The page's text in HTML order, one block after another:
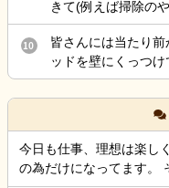
がよいことや、今
れば教えていただきたいです。 施
気持ちではなく、
思い投稿しました。 同様の事例やご経験がありました
ら、差し支えない
す。 よろしくお
約落ちたのはいい
を一時的に入院さ
が大嫌いなので、
との事でした。 夕
の腰の状態は、そ
が、頭が熱中症で
いにいけない状態で
状況を相談したら
きて(例えば掃除の
けど最後の嫌がらせ
10
皆さんには当たり
ッドを壁にくっつけ
ッド柵を差し込む
が、皆さんどう思いますか？ ちなみ
柵を入れても足を
者でそう習った事
が…今働いてる施設
今日も仕事、理想は楽し
の為だけになってます。